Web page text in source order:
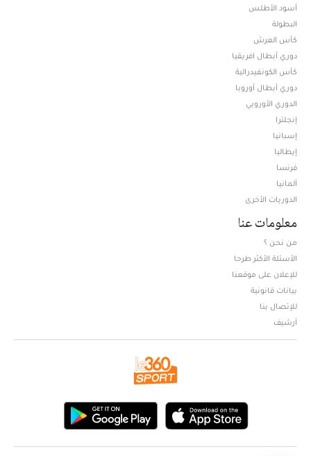
أسود الأطلس
البطولة
كأس العرش
دوري أبطال افريقيا
كأس الكونفيدرالية
دوري أبطال أوروبا
الدوري الأوروبي
إنجلترا
إسبانيا
إيطاليا
فرنسا
ألمانيا
الدوريات الأخرى
معلومات عنا
من نحن ؟
الأسئلة الأكثر طرحا
للإعلان على موقعنا
بيانات قانونية
للإتصال بنا
أرشيف